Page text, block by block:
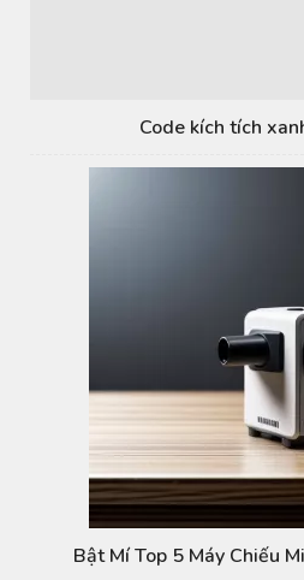
Code kích tích
Bật Mí Top 5 Máy Chiếu